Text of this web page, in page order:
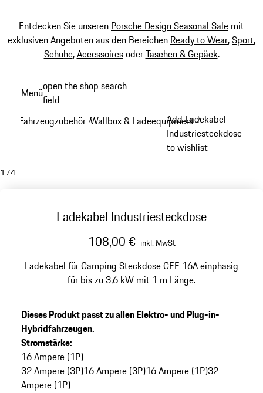
Entdecken Sie unseren Porsche Design Seasonal Sale mit
exklusiven Angeboten aus den Bereichen Ready to Wear,Sport,
Schuhe,AccessoiresoderTaschen & Gepäck.
Hauptinhalt
Menüopen the shop search
field
Fahrzeugzubehör /Wallbox & Ladeequipment/
Add Ladekabel
Industriesteckdose
to wishlist
1 /4
Ladekabel Industriesteckdose
108,00 € inkl. MwSt
Ladekabel für Camping Steckdose CEE 16A einphasig
für bis zu 3,6 kW mit 1 m Länge.
Dieses Produkt passt zu allen Elektro- und Plug-in-
Hybridfahrzeugen.
Stromstärke:
16 Ampere (1P)
32 Ampere (3P)16 Ampere (3P)16 Ampere (1P)32
Ampere (1P)